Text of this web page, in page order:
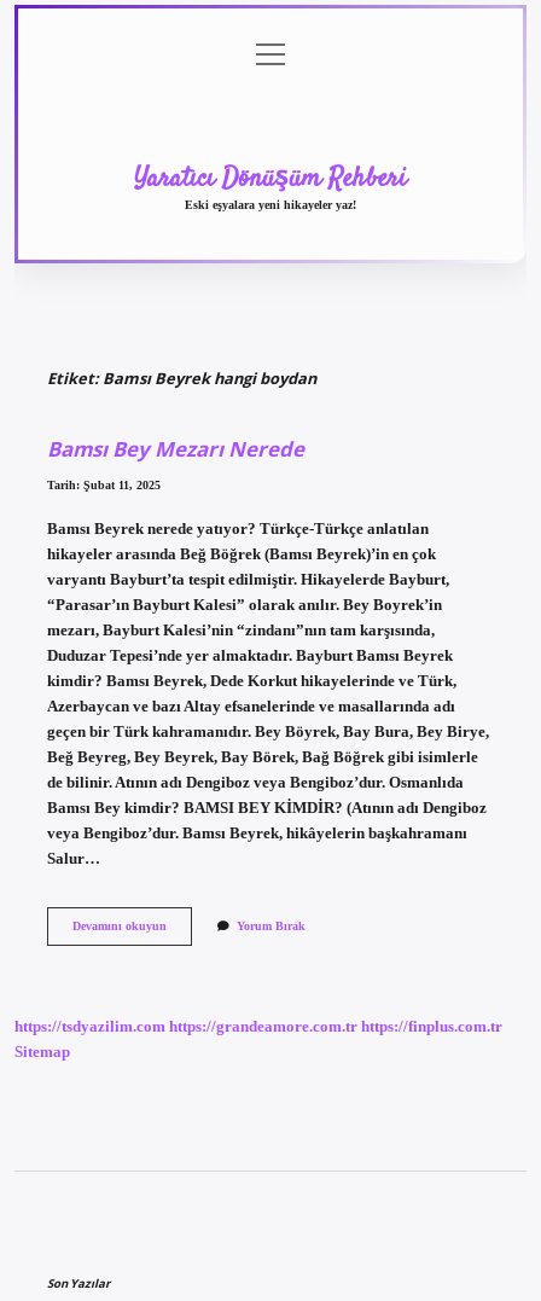
menüyü
aç
Yaratıcı Dönüşüm Rehberi
Eski eşyalara yeni hikayeler yaz!
Etiket:Bamsı Beyrek hangi boydan
Bamsı Bey Mezarı Nerede
Tarih: Şubat 11, 2025
Bamsı Beyrek nerede yatıyor? Türkçe-Türkçe anlatılan
hikayeler arasında Beğ Böğrek (Bamsı Beyrek)’in en çok
varyantı Bayburt’ta tespit edilmiştir. Hikayelerde Bayburt,
“Parasar’ın Bayburt Kalesi” olarak anılır. Bey Boyrek’in
mezarı, Bayburt Kalesi’nin “zindanı”nın tam karşısında,
Duduzar Tepesi’nde yer almaktadır. Bayburt Bamsı Beyrek
kimdir? Bamsı Beyrek, Dede Korkut hikayelerinde ve Türk,
Azerbaycan ve bazı Altay efsanelerinde ve masallarında adı
geçen bir Türk kahramanıdır. Bey Böyrek, Bay Bura, Bey Birye,
Beğ Beyreg, Bey Beyrek, Bay Börek, Bağ Böğrek gibi isimlerle
de bilinir. Atının adı Dengiboz veya Bengiboz’dur. Osmanlıda
Bamsı Bey kimdir? BAMSI BEY KİMDİR? (Atının adı Dengiboz
veya Bengiboz’dur. Bamsı Beyrek, hikâyelerin başkahramanı
Salur…
Devamını okuyunBamsı
Yorum Bırak
https://tsdyazilim.com https://grandeamore.com.tr https://finplus.com.tr
Sitemap
Son Yazılar